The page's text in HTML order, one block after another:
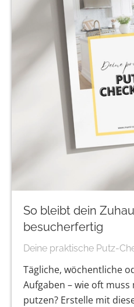
So bleibt dein
besucherfertig
Deine praktische Putz-
Tägliche, wöchentliche
Aufgaben – wie oft
putzen? Erstelle mit